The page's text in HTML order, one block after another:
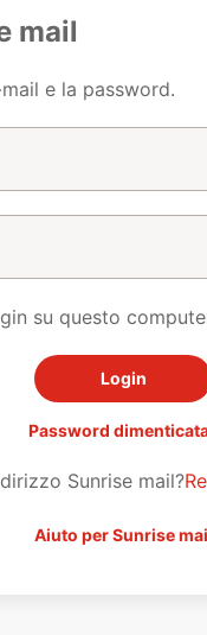
mail
e la password.
su questo
Password
Sunrise mail?
Aiuto per Sunrise